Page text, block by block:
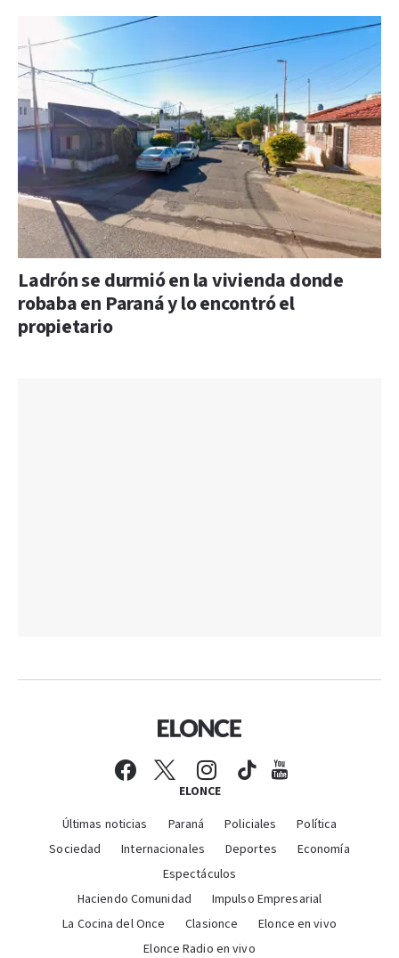
Ladrón se durmió en la vivienda donde
robaba en Paraná y lo encontró el
propietario
ELONCE
Últimas noticias Paraná Policiales
Política
Sociedad
Internacionales Deportes
Economía
Espectáculos
Haciendo Comunidad
Impulso Empresarial
La Cocina del Once
Clasionce
Elonce en vivo
Elonce Radio en vivo